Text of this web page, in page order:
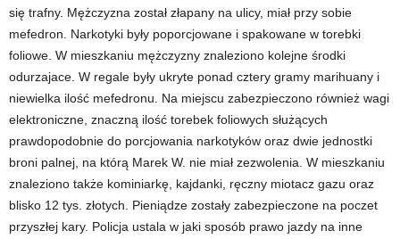
się trafny. Mężczyzna został złapany na ulicy, miał przy sobie
mefedron. Narkotyki były poporcjowane i spakowane w torebki
foliowe. W mieszkaniu mężczyzny znaleziono kolejne środki
odurzajace. W regale były ukryte ponad cztery gramy marihuany i
niewielka ilość mefedronu. Na miejscu zabezpieczono również wagi
elektroniczne, znaczną ilość torebek foliowych służących
prawdopodobnie do porcjowania narkotyków oraz dwie jednostki
broni palnej, na którą Marek W. nie miał zezwolenia. W mieszkaniu
znaleziono także kominiarkę, kajdanki, ręczny miotacz gazu oraz
blisko 12 tys. złotych. Pieniądze zostały zabezpieczone na poczet
przyszłej kary. Policja ustala w jaki sposób prawo jazdy na inne